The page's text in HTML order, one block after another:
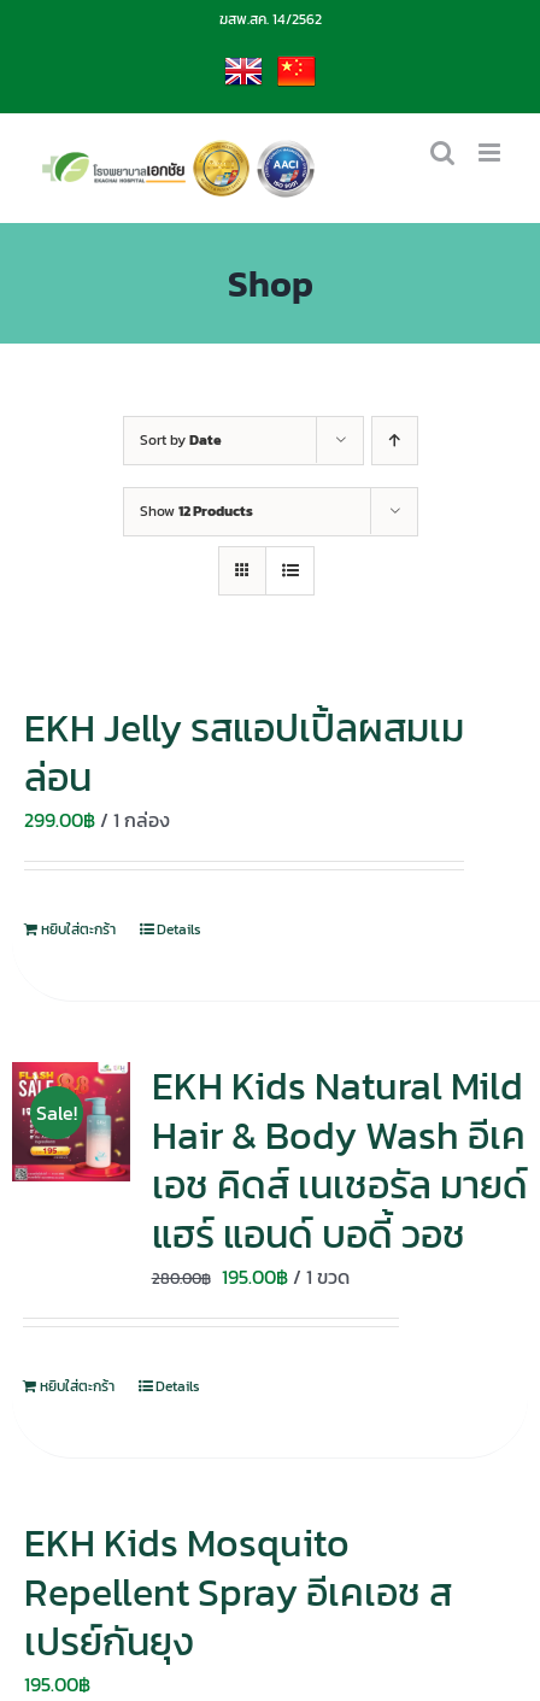
ฆสพ.สค. 14/2562
EN CN
Shop
Sort byDate
Show12 Products
EKH Jelly รสแอปเปิ้ลผสมเม
ล่อน
299.00฿/ 1 กล่อง
หยิบใส่ตะกร้า Details
Sale!
EKH Kids Natural Mild
Hair & Body Wash อีเค
เอช คิดส์ เนเชอรัล มายด์
แฮร์ แอนด์ บอดี้ วอช
280.00฿ Original
195.00฿Current
/ 1 ขวด
หยิบใส่ตะกร้า Details
EKH Kids Mosquito
Repellent Spray อีเคเอช ส
เปรย์กันยุง
195.00฿